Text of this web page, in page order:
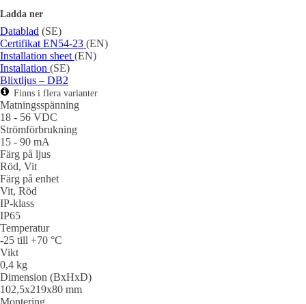
Ladda ner
Datablad (SE)
Certifikat EN54-23 (EN)
Installation sheet (EN)
Installation (SE)
Blixtljus – DB2
Finns i flera varianter
Matningsspänning
18 - 56 VDC
Strömförbrukning
15 - 90 mA
Färg på ljus
Röd, Vit
Färg på enhet
Vit, Röd
IP-klass
IP65
Temperatur
-25 till +70 °C
Vikt
0,4 kg
Dimension (BxHxD)
102,5x219x80 mm
Montering